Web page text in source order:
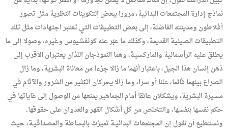
نماذج إدارة المجتمعات البدائية، مرورا ببعض التكوينات النظرية مثل تصور
أفلاطون ومدينته الفاضلة، إلى بعض التطبيقات التي تعتبر اجتهادات مثل تلك
التطبيقات الصينية القديمة، وكذلك ما عبّر عنه كونفشيوس وغيره، وصولا إلى ما
يطلق عليه الرأسمالية والماركسية، وهما النموذجان اللذان يعتبران الأقرب إلى
ذهن إنسان هذا الجيل، باعتبار أنهما ما زالا جزءا من معاناة البشرية، وما زال
الصراع بينهما قائما، علنا أو سرا، وما زالا يحركان الكثير من الشرور والآثام في
مسيرة البشرية، ويشكلان عائقا أمام الجماهير يمنعها من الوصول إلى غاياتها في
حكم نفسها بنفسها، والتخلص من كل أشكال القهر والعدوان على حقوقها.
ونستطيع أن نقول إن المجتمعات البدائيـة تميزت بالبساطة والمصداقيـة، حيث